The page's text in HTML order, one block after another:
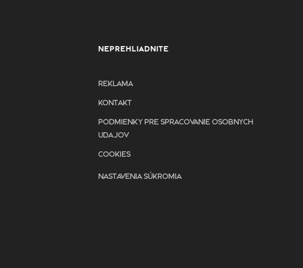
NEPREHLIADNITE
REKLAMA
KONTAKT
PODMIENKY PRE SPRACOVANIE OSOBNYCH
UDAJOV
COOKIES
NASTAVENIA SÚKROMIA